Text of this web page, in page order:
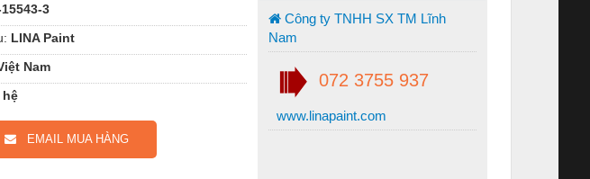
3
LINA Paint
Nam
hệ
EMAIL MUA HÀNG
Công ty TNHH SX TM Lĩnh
Nam
072 3755 937
www.linapaint.com